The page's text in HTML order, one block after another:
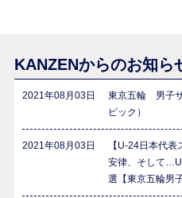
KANZENからのお知ら
2021年08月03日
東京五輪 男子
ピック）
2021年08月03日
【U-24日本代
安律、そして
選【東京五輪男